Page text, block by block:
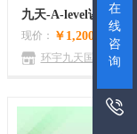
九天-A-level课程
现价： ￥1,200.00
环宇九天国际教育
在
线
咨
询
